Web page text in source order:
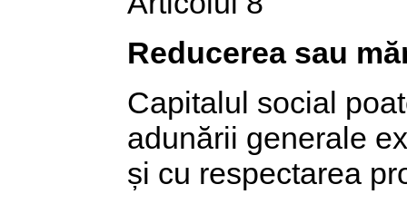
Reducerea sau
Capitalul social
adunării generale
și cu respectarea